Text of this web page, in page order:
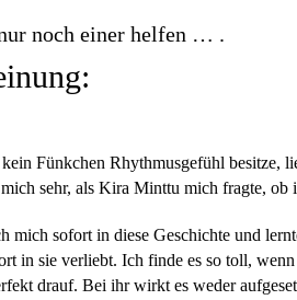
noch einer helfen … .
Fünkchen Rhythmusgefühl besitze,
sehr, als Kira Minttu mich fragte, ob
mich sofort in diese Geschichte und
in sie verliebt. Ich finde es so toll,
drauf. Bei ihr wirkt es weder